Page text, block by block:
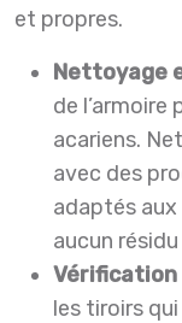
et propres.
Nettoyage
de l’armoire
acariens.
avec des
adaptés aux
aucun
Vérification
les tiroirs